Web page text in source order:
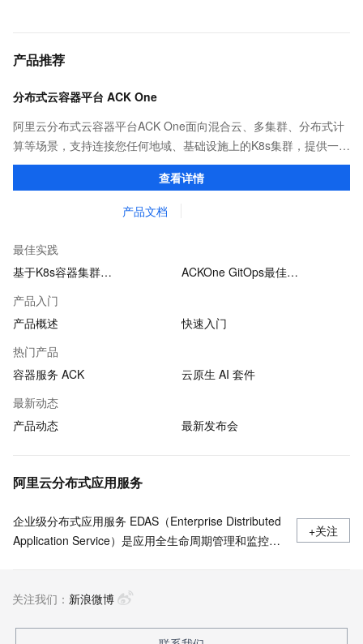
产品推荐
分布式云容器平台 ACK One
阿里云分布式云容器平台ACK One面向混合云、多集群、分布式计
算等场景，支持连接您任何地域、基础设施上的K8s集群，提供一致
的社区兼容的API，助力管理分布式云资源。
查看详情
产品文档
最佳实践
基于K8s容器集群…
ACKOne GitOps最佳…
产品入门
产品概述
快速入门
热门产品
容器服务 ACK
云原生 AI 套件
最新动态
产品动态
最新发布会
阿里云分布式应用服务
企业级分布式应用服务 EDAS（Enterprise Distributed
Application Service）是应用全生命周期管理和监控的
的发布运行和服务治理 ，Java支持Spring Cloud、
+关注
关注我们： 新浪微博